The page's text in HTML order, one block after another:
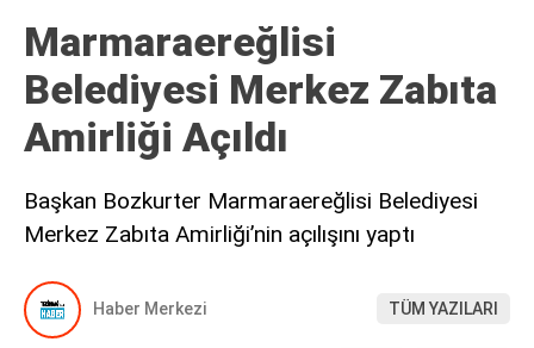
SÜR MANŞET
ALT MANŞET
Marmaraereğlisi
Belediyesi Merkez Zabıta
Amirliği Açıldı
Başkan Bozkurter Marmaraereğlisi Belediyesi
Merkez Zabıta Amirliği’nin açılışını yaptı
Haber Merkezi TÜM YAZILARI